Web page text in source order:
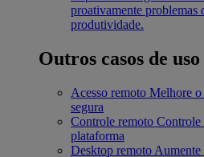
proativamente problemas
produtividade.
Outros casos de uso
Acesso remoto Melhore o
segura
Controle remoto Controle
plataforma
Desktop remoto Aumente